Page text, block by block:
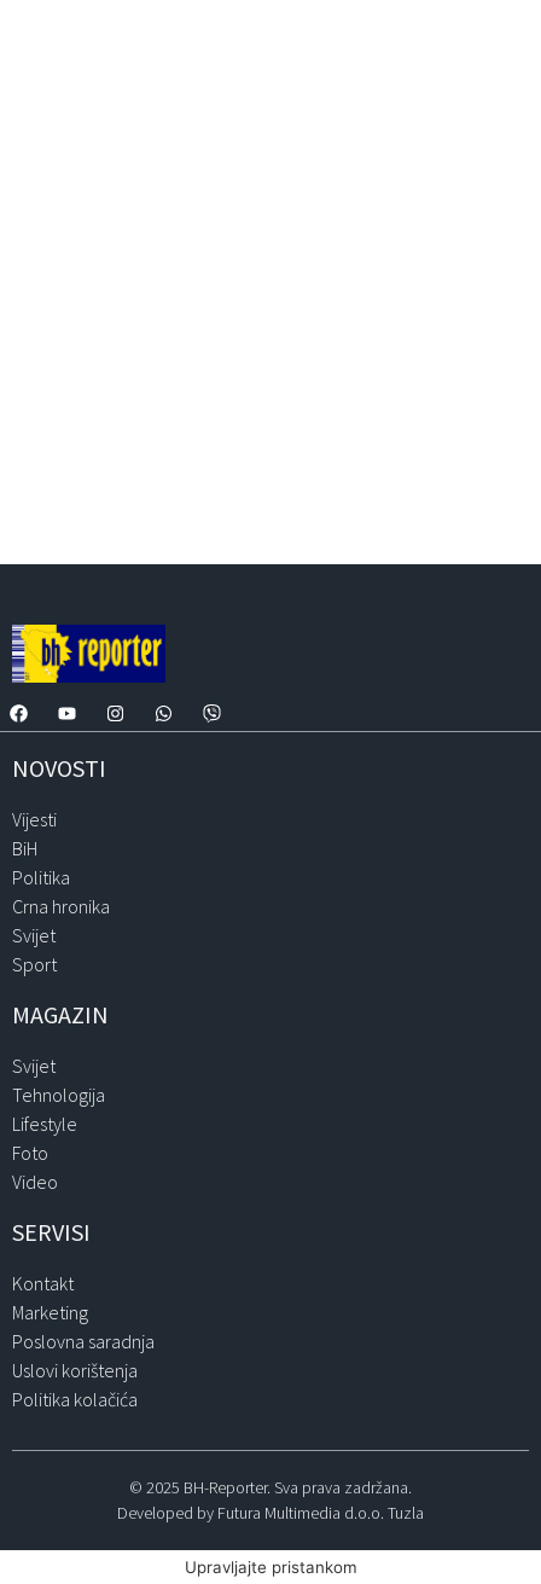
NOVOSTI
Vijesti
BiH
Politika
Crna hronika
Svijet
Sport
MAGAZIN
Svijet
Tehnologija
Lifestyle
Foto
Video
SERVISI
Kontakt
Marketing
Poslovna saradnja
Uslovi korištenja
Politika kolačića
© 2025 BH-Reporter. Sva prava zadržana.
Developed by Futura Multimedia d.o.o. Tuzla
Upravljajte pristankom